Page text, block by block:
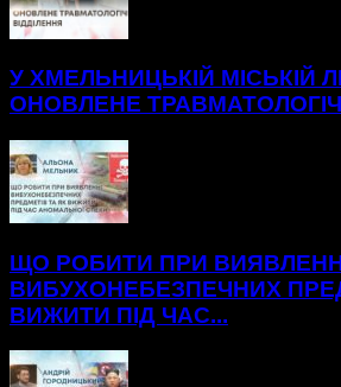
У ХМЕЛЬНИЦЬКІЙ МІСЬКІЙ
ОНОВЛЕНЕ
ЩО РОБИТИ ПРИ
ВИБУХОНЕБЕЗПЕЧНИХ
ВИЖИТИ ПІД ЧАС...